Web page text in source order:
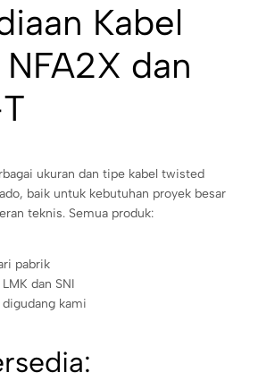
Kabel
dan
ukuran dan tipe kabel twisted
baik untuk kebutuhan proyek besar
teknis. Semua produk:
pabrik
dan SNI
kami